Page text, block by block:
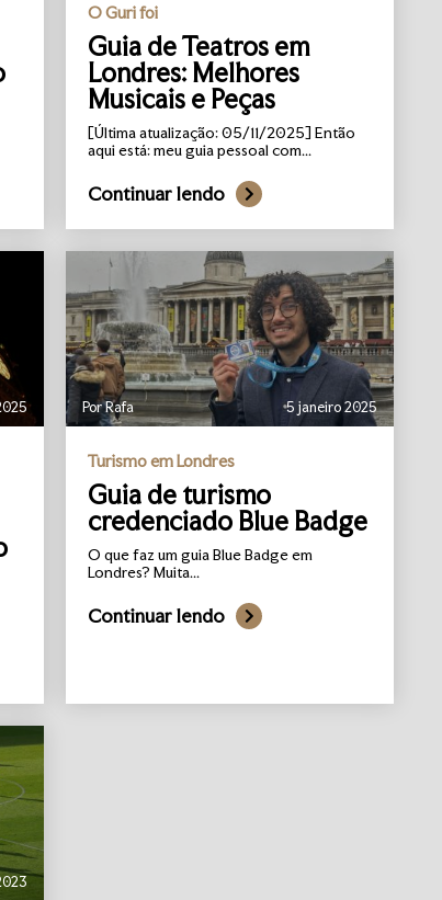
O Guri foi
Guia de Teatros em
Londres: Melhores
Musicais e Peças
[Última atualização: 05/11/2025] Então
aqui está: meu guia pessoal com...
Continuar lendo
Por Rafa 5 janeiro 2025
Turismo em Londres
Guia de turismo
credenciado Blue Badge
O que faz um guia Blue Badge em
Londres? Muita...
Continuar lendo